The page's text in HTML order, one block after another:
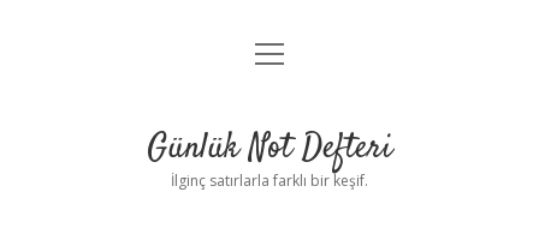
Anasayfa
Yasal Uyarı
menüyü
Günlük Not Defteri
İlginç satırlarla farklı bir keşif.